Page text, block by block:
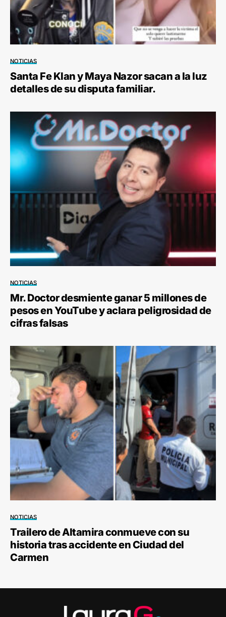
NOTICIAS
Santa Fe Klan y Maya Nazor sacan a la luz
detalles de su disputa familiar.
NOTICIAS
Mr. Doctor desmiente ganar 5 millones de
pesos en YouTube y aclara peligrosidad de
cifras falsas
NOTICIAS
Trailero de Altamira conmueve con su
historia tras accidente en Ciudad del
Carmen